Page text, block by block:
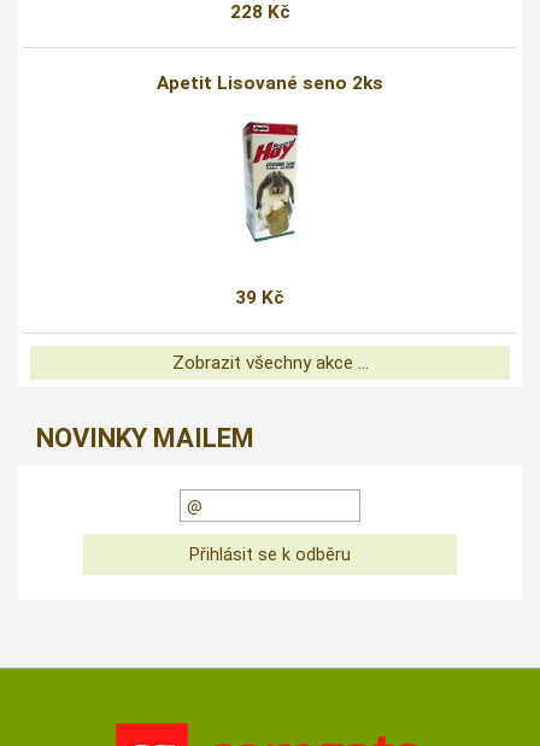
228 Kč
Apetit Lisované seno 2ks
39 Kč
Zobrazit všechny akce ...
NOVINKY MAILEM